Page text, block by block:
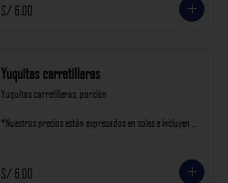
S/ 6.00
Yuquitas carretilleras
Yuquitas carretilleras, porción
*Nuestros precios están expresados en soles e incluyen
S/ 6.00